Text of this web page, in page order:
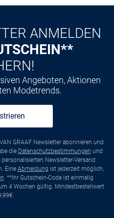
ANMELDEN
Angeboten, Aktionen
Modetrends.
GRAAF Newsletter abonnieren und
die Datenschutzbestimmungen und
Newsletter-Versand
Eine Abmeldung ist jederzeit möglich,
. **Ihr Gutschein-Code ist einmalig
4 Wochen gültig. Mindestbestellwert